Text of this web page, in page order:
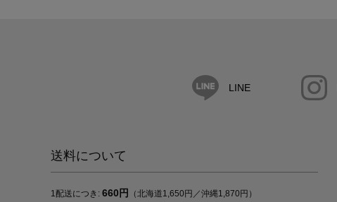
LINE
送料について
1配送につき: 660円
（北海道1,650円／沖縄1,870円）